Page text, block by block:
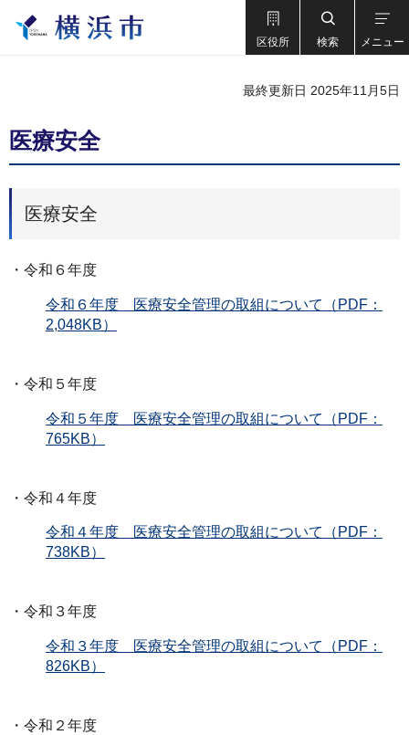
区役所 検索 メニュー
最終更新日 2025年11月5日
医療安全
医療安全
・令和６年度
令和６年度 医療安全管理の取組について（PDF：
2,048KB）
・令和５年度
令和５年度 医療安全管理の取組について（PDF：
765KB）
・令和４年度
令和４年度 医療安全管理の取組について（PDF：
738KB）
・令和３年度
令和３年度 医療安全管理の取組について（PDF：
826KB）
・令和２年度